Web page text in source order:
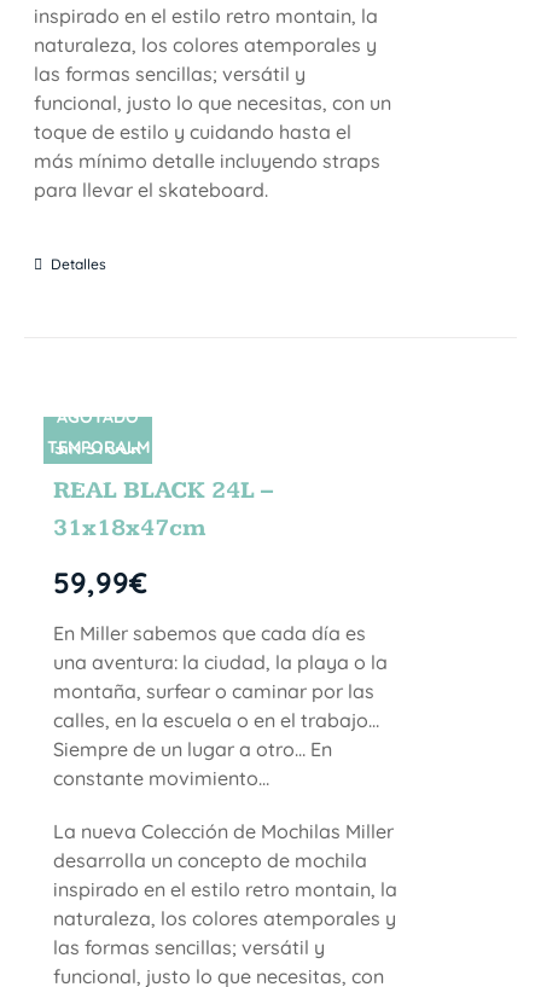
inspirado en el estilo retro montain, la
naturaleza, los colores atemporales y
las formas sencillas; versátil y
funcional, justo lo que necesitas, con un
toque de estilo y cuidando hasta el
más mínimo detalle incluyendo straps
para llevar el skateboard.
Detalles
SIN STOCK
AGOTADO
TEMPORALM
ENTE
REAL BLACK 24L –
31x18x47cm
59,99€
En Miller sabemos que cada día es
una aventura: la ciudad, la playa o la
montaña, surfear o caminar por las
calles, en la escuela o en el trabajo…
Siempre de un lugar a otro… En
constante movimiento…
La nueva Colección de Mochilas Miller
desarrolla un concepto de mochila
inspirado en el estilo retro montain, la
naturaleza, los colores atemporales y
las formas sencillas; versátil y
funcional, justo lo que necesitas, con